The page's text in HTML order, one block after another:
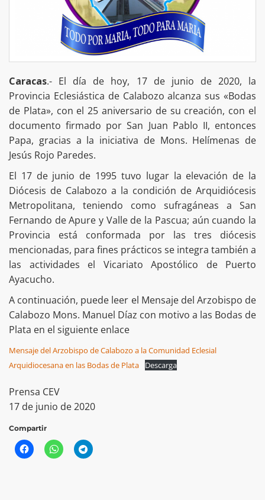
Caracas.- El día de hoy, 17 de junio de 2020, la
Provincia Eclesiástica de Calabozo alcanza sus «Bodas
de Plata», con el 25 aniversario de su creación, con el
documento firmado por San Juan Pablo II, entonces
Papa, gracias a la iniciativa de Mons. Helímenas de
Jesús Rojo Paredes.
El 17 de junio de 1995 tuvo lugar la elevación de la
Diócesis de Calabozo a la condición de Arquidiócesis
Metropolitana, teniendo como sufragáneas a San
Fernando de Apure y Valle de la Pascua; aún cuando la
Provincia está conformada por las tres diócesis
mencionadas, para fines prácticos se integra también a
las actividades el Vicariato Apostólico de Puerto
Ayacucho.
A continuación, puede leer el Mensaje del Arzobispo de
Calabozo Mons. Manuel Díaz con motivo a las Bodas de
Plata en el siguiente enlace
Mensaje del Arzobispo de Calabozo a la Comunidad Eclesial
Arquidiocesana en las Bodas de Plata
Descarga
Prensa CEV
17 de junio de 2020
Compartir